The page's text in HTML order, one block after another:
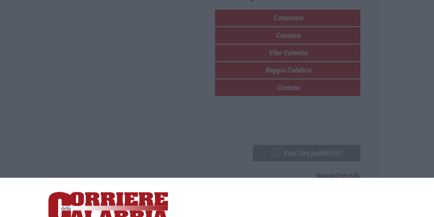
Catanzaro
Cosenza
Vibo Valentia
Reggio Calabria
Crotone
Lamezia Terme (CZ)
responsabile Paola Militano |Privacy
News&Com SRL